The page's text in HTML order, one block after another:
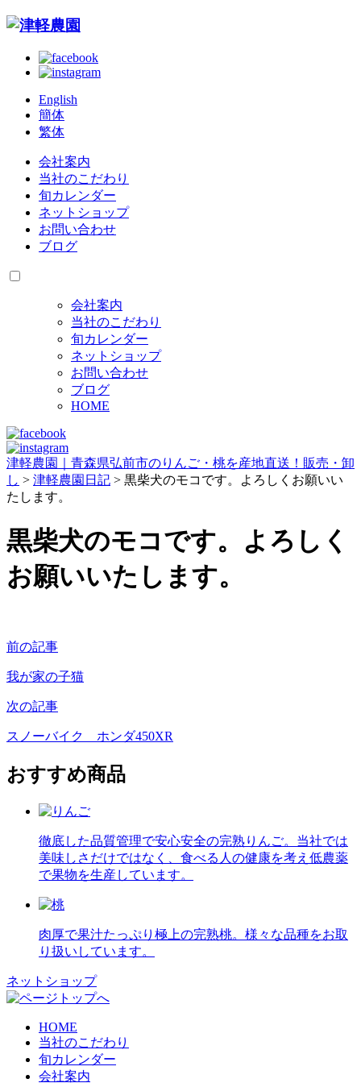
English
簡体
繁体
会社案内
当社のこだわり
旬カレンダー
ネットショップ
お問い合わせ
ブログ
会社案内
当社のこだわり
旬カレンダー
ネットショップ
お問い合わせ
ブログ
HOME
津軽農園｜青森県弘前市のりんご・桃を産地直送！販売・卸
し > 津軽農園日記 > 黒柴犬のモコです。よろしくお願いい
たします。
黒柴犬のモコです。よろしく
お願いいたします。
前の記事
我が家の子猫
次の記事
スノーバイク ホンダ450XR
おすすめ商品
徹底した品質管理で安心安全の完熟りんご。当社では
美味しさだけではなく、食べる人の健康を考え低農薬
で果物を生産しています。
肉厚で果汁たっぷり極上の完熟桃。様々な品種をお取
り扱いしています。
ネットショップ
HOME
当社のこだわり
旬カレンダー
会社案内